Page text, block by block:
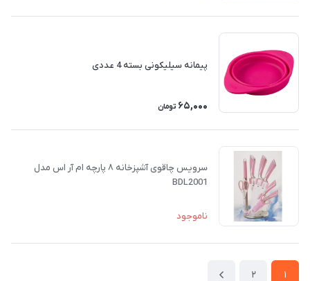
پیمانه سیلیکونی بسته 4 عددی
65,000 تومان
سرویس چاقوی آشپزخانه ‌۸‌ پارچه ام آر اس مدل
BDL2001
ناموجود
1
2